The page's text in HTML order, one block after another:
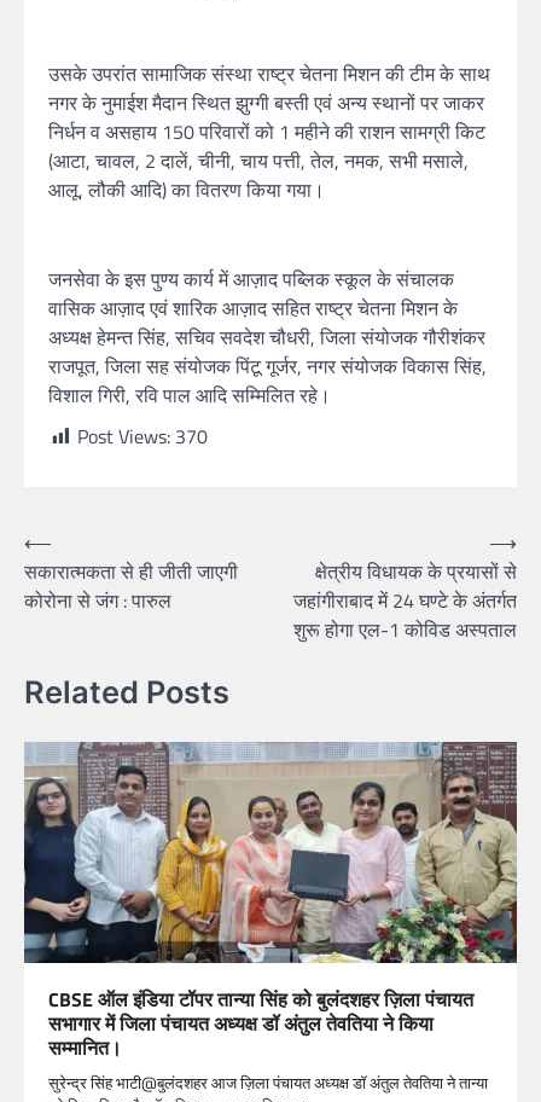
उसके उपरांत सामाजिक संस्था राष्ट्र चेतना मिशन की टीम के साथ
नगर के नुमाईश मैदान स्थित झुग्गी बस्ती एवं अन्य स्थानों पर जाकर
निर्धन व असहाय 150 परिवारों को 1 महीने की राशन सामग्री किट
(आटा, चावल, 2 दालें, चीनी, चाय पत्ती, तेल, नमक, सभी मसाले,
आलू, लौकी आदि) का वितरण किया गया।
जनसेवा के इस पुण्य कार्य में आज़ाद पब्लिक स्कूल के संचालक
वासिक आज़ाद एवं शारिक आज़ाद सहित राष्ट्र चेतना मिशन के
अध्यक्ष हेमन्त सिंह, सचिव सवदेश चौधरी, जिला संयोजक गौरीशंकर
राजपूत, जिला सह संयोजक पिंटू गूर्जर, नगर संयोजक विकास सिंह,
विशाल गिरी, रवि पाल आदि सम्मिलित रहे।
Post Views: 370
⟵
सकारात्मकता से ही जीती जाएगी
कोरोना से जंग : पारुल
क्षेत्रीय विधायक के प्रयासों से
जहांगीराबाद में 24 घण्टे के अंतर्गत
शुरू होगा एल-1 कोविड अस्पताल
⟶
Related Posts
CBSE ऑल इंडिया टॉपर तान्या सिंह को बुलंदशहर ज़िला पंचायत
सभागार में जिला पंचायत अध्यक्ष डॉ अंतुल तेवतिया ने किया
सम्मानित।
सुरेन्द्र सिंह भाटी@बुलंदशहर आज ज़िला पंचायत अध्यक्ष डॉ अंतुल तेवतिया ने तान्या